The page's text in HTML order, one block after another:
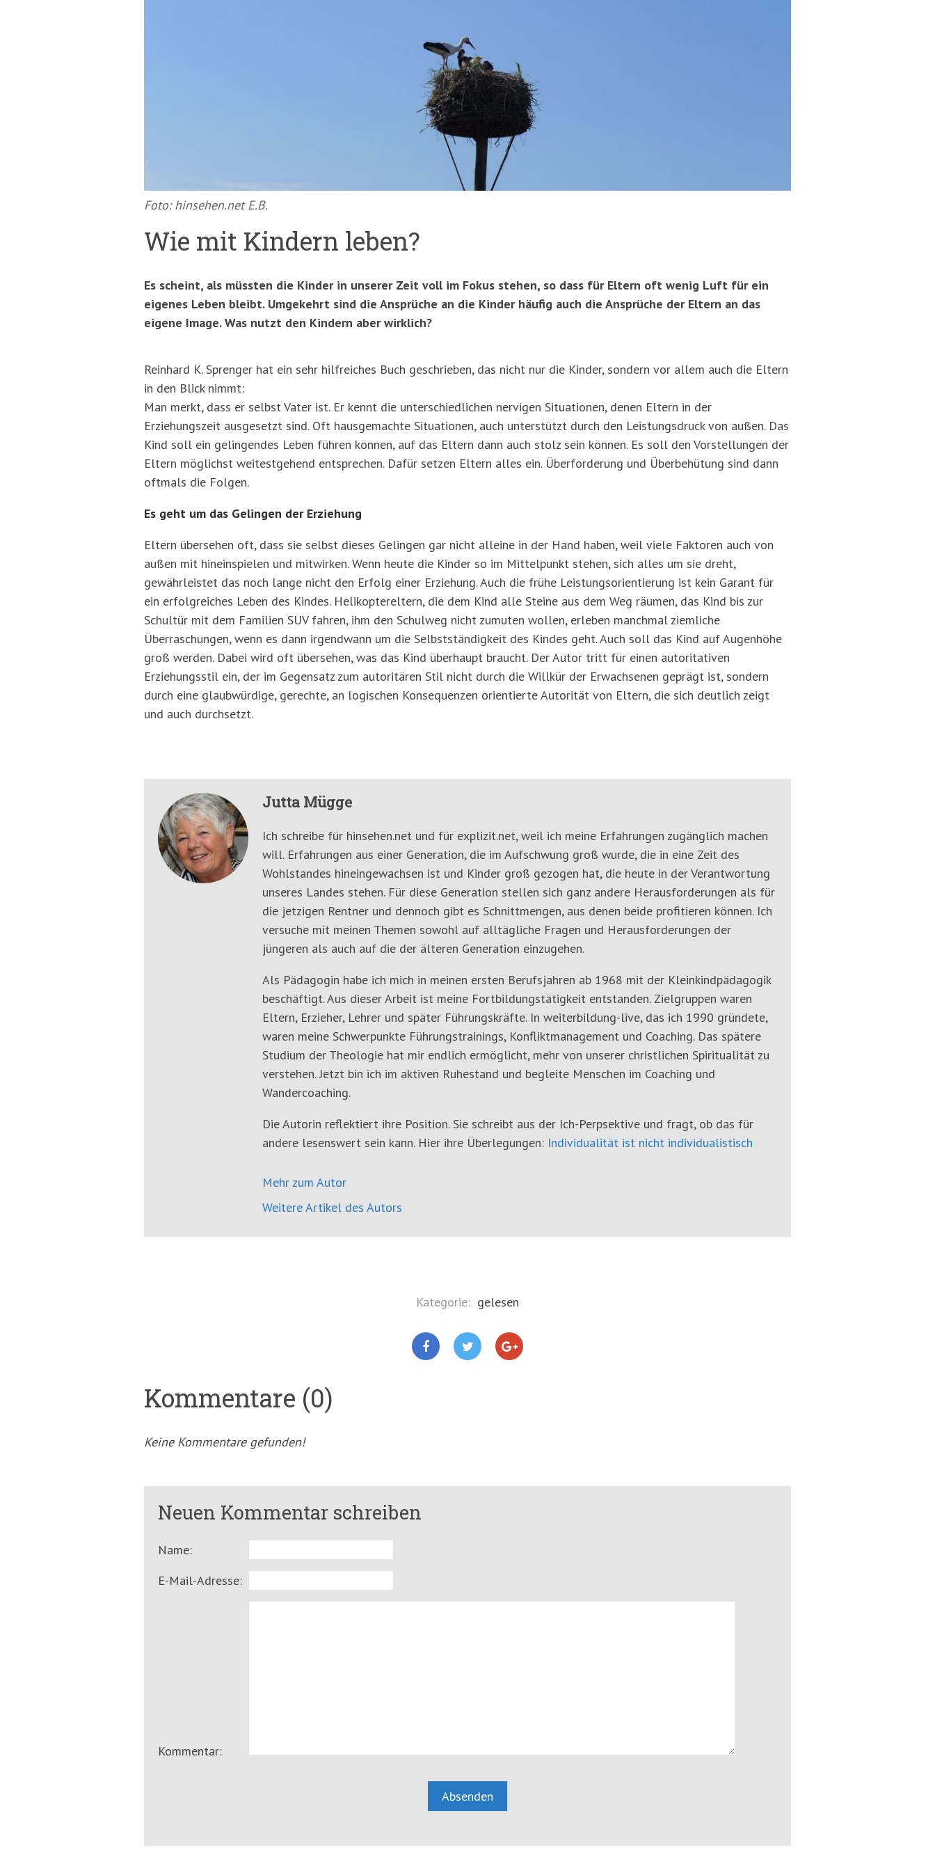
Foto: hinsehen.net E.B.
Wie mit Kindern leben?
Es scheint, als müssten die Kinder in unserer Zeit voll im Fokus stehen, so dass für Eltern oft wenig Luft für ein
eigenes Leben bleibt. Umgekehrt sind die Ansprüche an die Kinder häufig auch die Ansprüche der Eltern an das
eigene Image. Was nutzt den Kindern aber wirklich?
Reinhard K. Sprenger hat ein sehr hilfreiches Buch geschrieben, das nicht nur die Kinder, sondern vor allem auch die Eltern
in den Blick nimmt:
Man merkt, dass er selbst Vater ist. Er kennt die unterschiedlichen nervigen Situationen, denen Eltern in der
Erziehungszeit ausgesetzt sind. Oft hausgemachte Situationen, auch unterstützt durch den Leistungsdruck von außen. Das
Kind soll ein gelingendes Leben führen können, auf das Eltern dann auch stolz sein können. Es soll den Vorstellungen der
Eltern möglichst weitestgehend entsprechen. Dafür setzen Eltern alles ein. Überforderung und Überbehütung sind dann
oftmals die Folgen.
Es geht um das Gelingen der Erziehung
Eltern übersehen oft, dass sie selbst dieses Gelingen gar nicht alleine in der Hand haben, weil viele Faktoren auch von
außen mit hineinspielen und mitwirken. Wenn heute die Kinder so im Mittelpunkt stehen, sich alles um sie dreht,
gewährleistet das noch lange nicht den Erfolg einer Erziehung. Auch die frühe Leistungsorientierung ist kein Garant für
ein erfolgreiches Leben des Kindes. Helikoptereltern, die dem Kind alle Steine aus dem Weg räumen, das Kind bis zur
Schultür mit dem Familien SUV fahren, ihm den Schulweg nicht zumuten wollen, erleben manchmal ziemliche
Überraschungen, wenn es dann irgendwann um die Selbstständigkeit des Kindes geht. Auch soll das Kind auf Augenhöhe
groß werden. Dabei wird oft übersehen, was das Kind überhaupt braucht. Der Autor tritt für einen autoritativen
Erziehungsstil ein, der im Gegensatz zum autoritären Stil nicht durch die Willkür der Erwachsenen geprägt ist, sondern
durch eine glaubwürdige, gerechte, an logischen Konsequenzen orientierte Autorität von Eltern, die sich deutlich zeigt
und auch durchsetzt.
Jutta Mügge
Ich schreibe für hinsehen.net und für explizit.net, weil ich meine Erfahrungen zugänglich machen
will. Erfahrungen aus einer Generation, die im Aufschwung groß wurde, die in eine Zeit des
Wohlstandes hineingewachsen ist und Kinder groß gezogen hat, die heute in der Verantwortung
unseres Landes stehen. Für diese Generation stellen sich ganz andere Herausforderungen als für
die jetzigen Rentner und dennoch gibt es Schnittmengen, aus denen beide profitieren können. Ich
versuche mit meinen Themen sowohl auf alltägliche Fragen und Herausforderungen der
jüngeren als auch auf die der älteren Generation einzugehen.
Als Pädagogin habe ich mich in meinen ersten Berufsjahren ab 1968 mit der Kleinkindpädagogik
beschäftigt. Aus dieser Arbeit ist meine Fortbildungstätigkeit entstanden. Zielgruppen waren
Eltern, Erzieher, Lehrer und später Führungskräfte. In weiterbildung-live, das ich 1990 gründete,
waren meine Schwerpunkte Führungstrainings, Konfliktmanagement und Coaching. Das spätere
Studium der Theologie hat mir endlich ermöglicht, mehr von unserer christlichen Spiritualität zu
verstehen. Jetzt bin ich im aktiven Ruhestand und begleite Menschen im Coaching und
Wandercoaching.
Die Autorin reflektiert ihre Position. Sie schreibt aus der Ich-Perpsektive und fragt, ob das für
andere lesenswert sein kann. Hier ihre Überlegungen: Individualität ist nicht individualistisch
Mehr zum Autor
Weitere Artikel des Autors
Kategorie: gelesen
Kommentare (0)
Keine Kommentare gefunden!
Neuen Kommentar schreiben
Name:
E-Mail-Adresse:
Kommentar: